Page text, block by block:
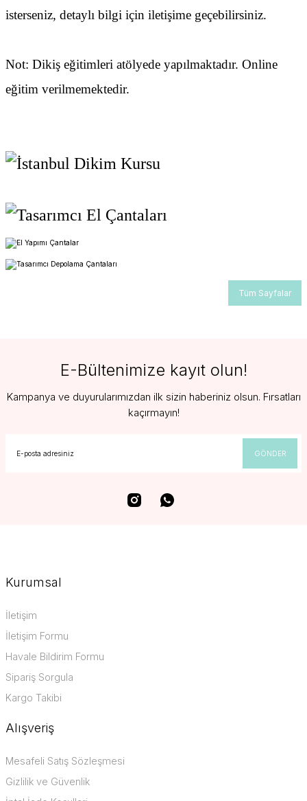
isterseniz, detaylı bilgi için iletişime geçebilirsiniz.
Not: Dikiş eğitimleri atölyede yapılmaktadır. Online
eğitim verilmemektedir.
Tüm Sayfalar
E-Bültenimize kayıt olun!
Kampanya ve duyurularımızdan ilk sizin haberiniz olsun. Fırsatları
kaçırmayın!
GÖNDER
Kurumsal
İletişim
İletişim Formu
Havale Bildirim Formu
Sipariş Sorgula
Kargo Takibi
Alışveriş
Mesafeli Satış Sözleşmesi
Gizlilik ve Güvenlik